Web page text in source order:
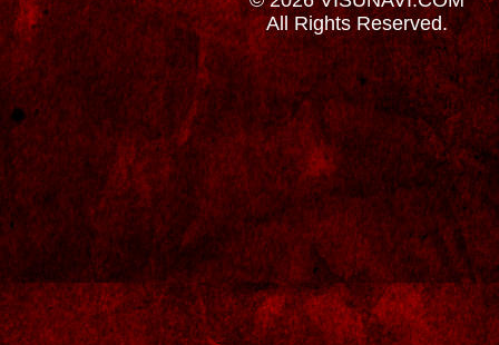
All Rights Reserved.